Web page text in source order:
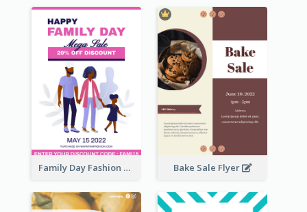
Family Day Fashion Sales Flyer Bake Sale Flyer